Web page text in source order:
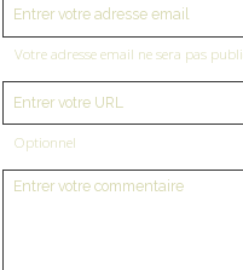
Votre adresse email ne sera pas
Optionnel